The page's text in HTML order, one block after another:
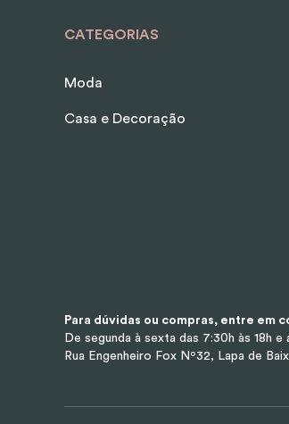
CATEGORIAS
Moda
Casa e Decoração
Para dúvidas ou compras, entre em
De segunda à sexta das 7:30h às 18h
Rua Engenheiro Fox Nº32, Lapa de